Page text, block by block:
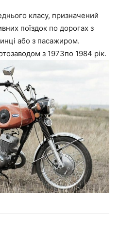
класу, призначений
поїздок по дорогах з
або з пасажиром.
з 1973по 1984 рік.